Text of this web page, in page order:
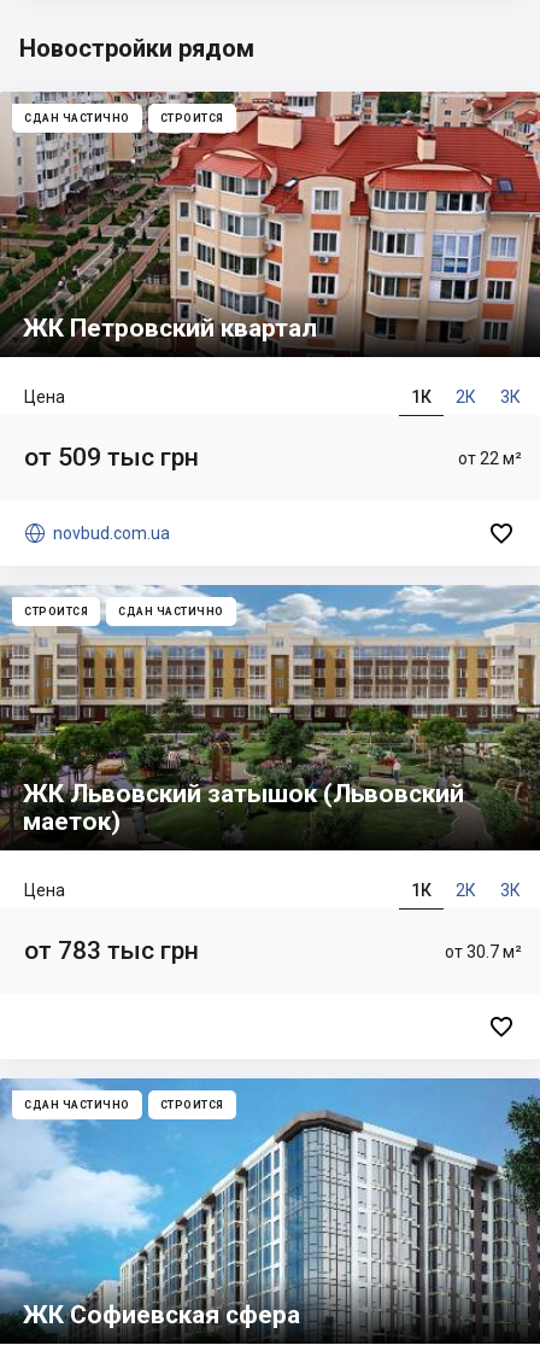
Новостройки рядом
СДАН ЧАСТИЧНО СТРОИТСЯ
ЖК Петровский квартал
1К 2К 3К
Цена
от 22 м²
от 509 тыс грн
 novbud.com.ua 
СТРОИТСЯ СДАН ЧАСТИЧНО
ЖК Львовский затышок (Львовский
маеток)
1К 2К 3К
Цена
от 30.7 м²
от 783 тыс грн

СДАН ЧАСТИЧНО СТРОИТСЯ
ЖК Софиевская сфера